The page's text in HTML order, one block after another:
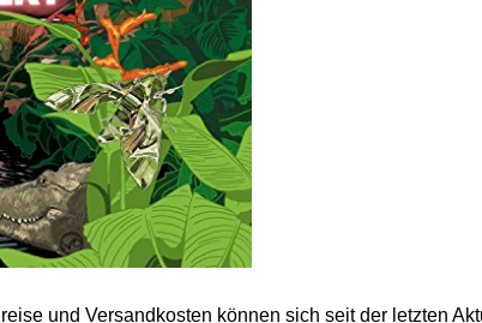
und Versandkosten können sich seit der letzten